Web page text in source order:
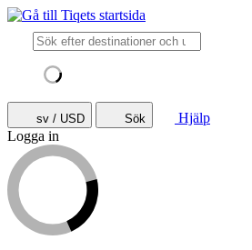
sv / USD Sök
Hjälp
Logga in